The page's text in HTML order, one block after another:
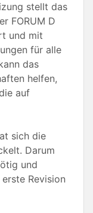
stellt das
FORUM D
und mit
für alle
das
helfen,
auf
sich die
Darum
und
Revision